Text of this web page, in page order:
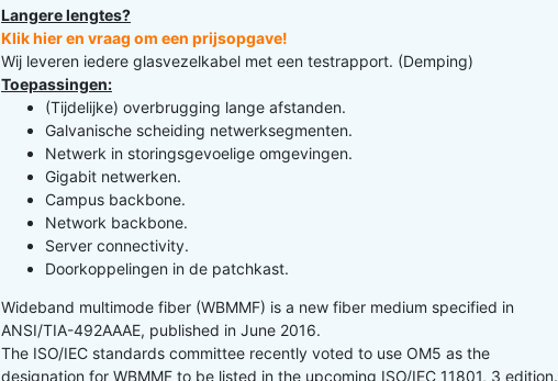
Langere lengtes?
Klik hier en vraag om een prijsopgave!
Wij leveren iedere glasvezelkabel met een testrapport. (Demping)
Toepassingen:
(Tijdelijke) overbrugging lange afstanden.
Galvanische scheiding netwerksegmenten.
Netwerk in storingsgevoelige omgevingen.
Gigabit netwerken.
Campus backbone.
Network backbone.
Server connectivity.
Doorkoppelingen in de patchkast.
Wideband multimode fiber (WBMMF) is a new fiber medium specified in
ANSI/TIA-492AAAE, published in June 2016.
The ISO/IEC standards committee recently voted to use OM5 as the
designation for WBMMF to be listed in the upcoming ISO/IEC 11801, 3 edition.